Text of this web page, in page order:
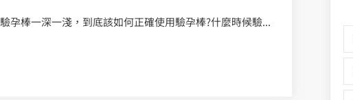
孕棒一深一淺，到底該如何正確使用驗孕棒?什麼時候驗...